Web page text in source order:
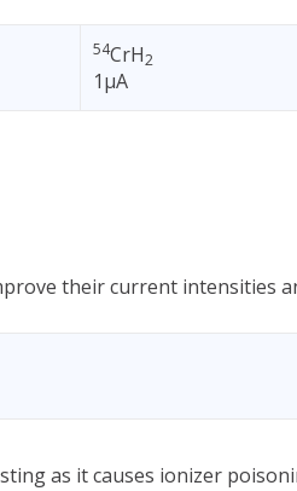
54CrH2
1µA
their current intensities
as it causes ionizer